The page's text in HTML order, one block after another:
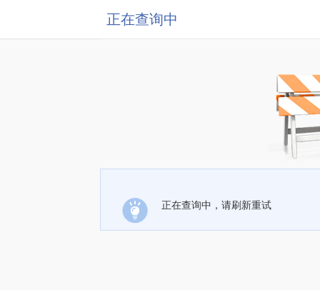
正在查询中
正在查询中，请刷新重试